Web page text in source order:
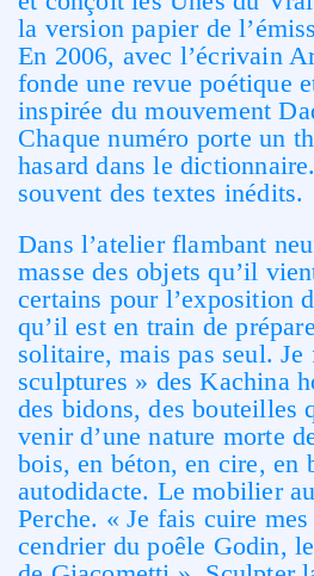
la version papier de
En 2006, avec l’écrivain
fonde une revue poétique
inspirée du mouvement
Chaque numéro porte un
hasard dans le
souvent des textes inédits.
Dans l’atelier flambant
masse des objets qu’il
certains pour l’exposition
qu’il est en train de
solitaire, mais pas seul. Je
sculptures » des Kachina
des bidons, des bouteilles
venir d’une nature morte
bois, en béton, en cire, en
autodidacte. Le mobilier
Perche. « Je fais cuire
cendrier du poêle Godin,